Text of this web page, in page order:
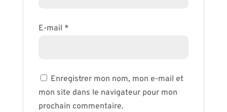
E-mail *
Enregistrer mon nom, mon e-mail et
mon site dans le navigateur pour mon
prochain commentaire.